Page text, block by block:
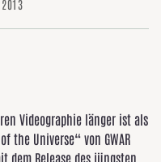
2013
Videographie länger ist als
the Universe“ von GWAR
dem Release des jüngsten